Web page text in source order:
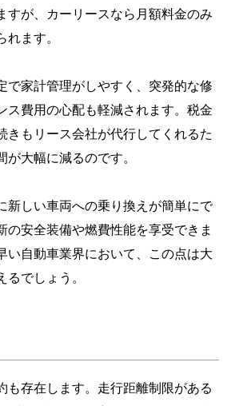
すが、カーリースなら月額料金のみ
れます。
で家計管理がしやすく、突発的な修
ス費用の心配も軽減されます。税金
きもリース会社が代行してくれるた
が大幅に減るのです。
新しい車両への乗り換えが簡単にで
の安全装備や燃費性能を享受できま
い自動車業界において、この点は大
るでしょう。
も存在します。走行距離制限がある